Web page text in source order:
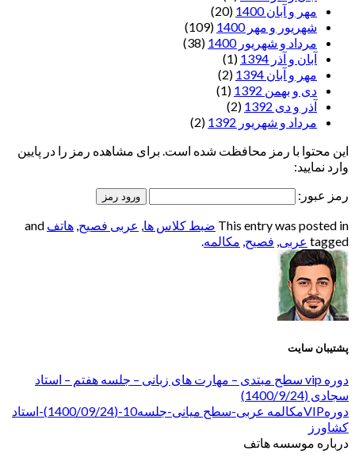
مهر و آبان 1400
(20)
شهریور و مهر 1400
(109)
مرداد و شهریور 1400
(38)
آبان و آذر 1394
(1)
مهر و آبان 1394
(2)
دی و بهمن 1392
(1)
آذر و دی 1392
(2)
مرداد و شهریور 1392
(2)
این محتوا با رمز محافظت شده است. برای مشاهده رمز را در پایین
وارد نمایید:
رمز عبور:
This entry was posted in ضبط کلاس ها, عربی فصیح, هاتف and
tagged عربی, فصیح, مکالمه.
پشتیبان سایت
دوره vip سطح مبتدی – مهارت های زبانی – جلسه هفتم – استاد
سجادی (1400/9/24)
دورهVIPمکالمه عربی-سطح میانی-جلسه10-(1400/09/24)-استاد
کشاورز
درباره موسسه هاتف